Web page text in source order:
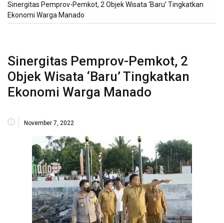
Sinergitas Pemprov-Pemkot, 2 Objek Wisata ‘Baru’ Tingkatkan
Ekonomi Warga Manado
Sinergitas Pemprov-Pemkot, 2
Objek Wisata ‘Baru’ Tingkatkan
Ekonomi Warga Manado
November 7, 2022